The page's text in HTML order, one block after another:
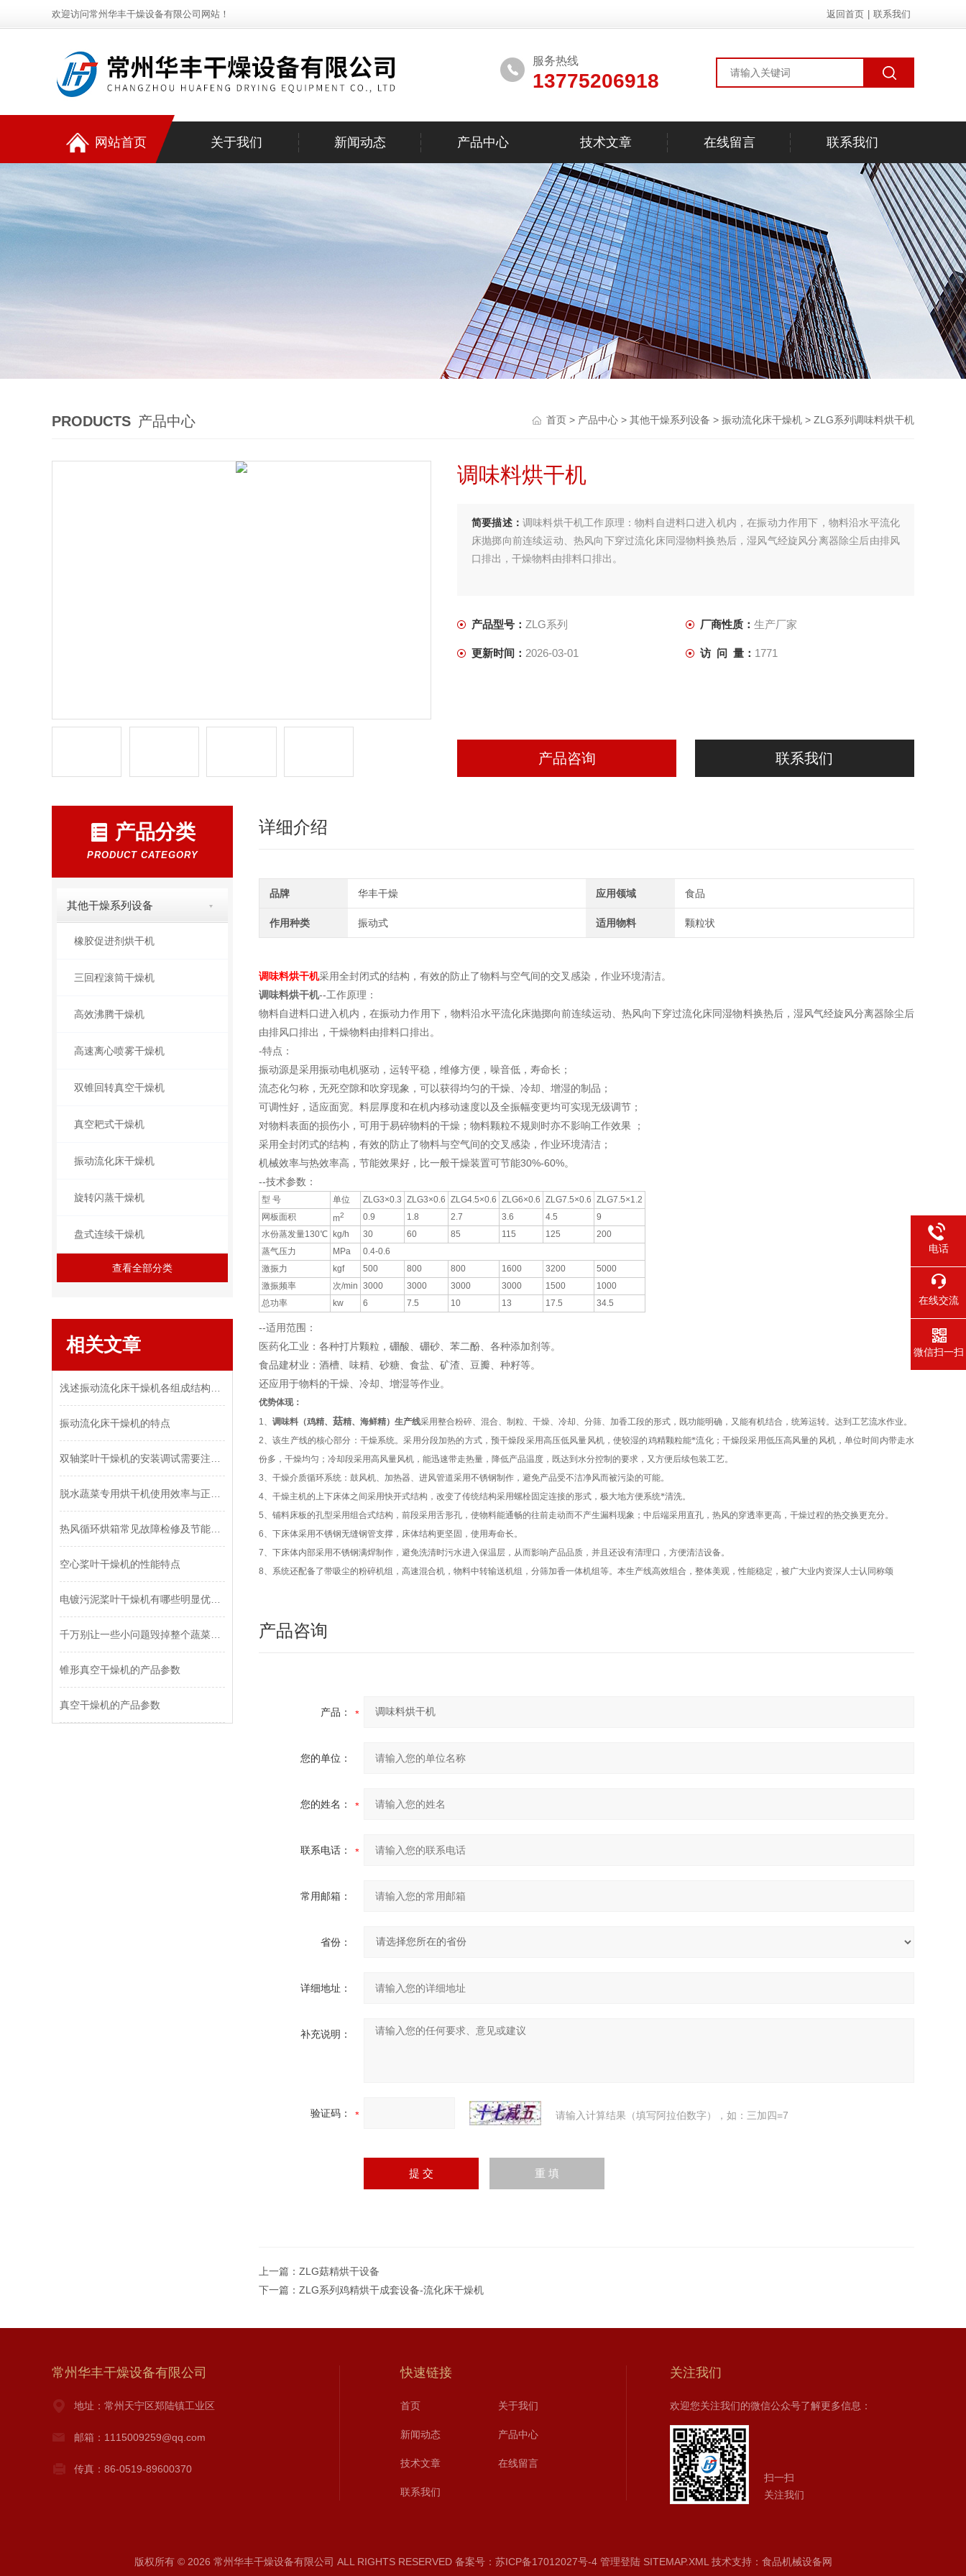
欢迎访问常州华丰干燥设备有限公司网站！ 返回首页 联系我们
服务热线
13775206918
网站首页 关于我们 新闻动态 产品中心 技术文章 在线留言 联系我们
PRODUCTS 产品中心 首页 > 产品中心 > 其他干燥系列设备 > 振动流化床干燥机 > ZLG系列调味料烘干机
调味料烘干机
简要描述： 调味料烘干机工作原理：物料自进料口进入机内，在振动力作用下，物料沿水平流化
床抛掷向前连续运动、热风向下穿过流化床同湿物料换热后，湿风气经旋风分离器除尘后由排风
口排出，干燥物料由排料口排出。
产品型号： ZLG系列 厂商性质： 生产厂家
更新时间： 2026-03-01 访 问 量： 1771
产品咨询 联系我们
产品分类
PRODUCT CATEGORY
其他干燥系列设备
橡胶促进剂烘干机
三回程滚筒干燥机
高效沸腾干燥机
高速离心喷雾干燥机
双锥回转真空干燥机
真空耙式干燥机
振动流化床干燥机
旋转闪蒸干燥机
盘式连续干燥机
查看全部分类
相关文章
振动流化床干燥机的特点
空心桨叶干燥机的性能特点
锥形真空干燥机的产品参数
真空干燥机的产品参数
详细介绍
品牌 华丰干燥 应用领域 食品
作用种类 振动式 适用物料 颗粒状
调味料烘干机采用全封闭式的结构，有效的防止了物料与空气间的交叉感染，作业环境清洁。
调味料烘干机--工作原理：
物料自进料口进入机内，在振动力作用下，物料沿水平流化床抛掷向前连续运动、热风向下穿过流化床同湿物料换热后，湿风气经旋风分离器除尘后
由排风口排出，干燥物料由排料口排出。
-特点：
振动源是采用振动电机驱动，运转平稳，维修方便，噪音低，寿命长；
流态化匀称，无死空隙和吹穿现象，可以获得均匀的干燥、冷却、增湿的制品；
可调性好，适应面宽。料层厚度和在机内移动速度以及全振幅变更均可实现无级调节；
对物料表面的损伤小，可用于易碎物料的干燥；物料颗粒不规则时亦不影响工作效果 ；
采用全封闭式的结构，有效的防止了物料与空气间的交叉感染，作业环境清洁；
机械效率与热效率高，节能效果好，比一般干燥装置可节能30%-60%。
--技术参数：
型 号 单位 ZLG3×0.3 ZLG3×0.6 ZLG4.5×0.6 ZLG6×0.6 ZLG7.5×0.6 ZLG7.5×1.2
网板面积
m2 0.9 1.8 2.7 3.6 4.5
9
水份蒸发量130℃
kg/h 30 60 85 115 125
200
蒸气压力
MPa
0.4-0.6
激振力
kgf 500 800 800 1600 3200
5000
激振频率
次/min 3000 3000 3000 3000 1500
1000
总功率
kw 6 7.5 10 13 17.5 34.5
--适用范围：
医药化工业：各种打片颗粒，硼酸、硼砂、苯二酚、各种添加剂等。
食品建材业：酒槽、味精、砂糖、食盐、矿渣、豆瓣、种籽等。
还应用于物料的干燥、冷却、增湿等作业。
优势体现：
1、 调味料（鸡精、 菇精、海鲜精）生产线采用整合粉碎、混合、制粒、干燥、冷却、分筛、加香工段的形式，既功能明确，又能有机结合，统筹运转。达到工艺流水作业。
2、该生产线的核心部分：干燥系统。采用分段加热的方式，预干燥段采用高压低风量风机，使较湿的鸡精颗粒能*流化；干燥段采用低压高风量的风机，单位时间内带走水
份多，干燥均匀；冷却段采用高风量风机，能迅速带走热量，降低产品温度，既达到水分控制的要求，又方便后续包装工艺。
3、干燥介质循环系统：鼓风机、加热器、进风管道采用不锈钢制作，避免产品受不洁净风而被污染的可能。
4、干燥主机的上下床体之间采用快开式结构，改变了传统结构采用螺栓固定连接的形式，极大地方便系统*清洗。
5、铺料床板的孔型采用组合式结构，前段采用舌形孔，使物料能通畅的往前走动而不产生漏料现象；中后端采用直孔，热风的穿透率更高，干燥过程的热交换更充分。
6、下床体采用不锈钢无缝钢管支撑，床体结构更坚固，使用寿命长。
7、下床体内部采用不锈钢满焊制作，避免洗清时污水进入保温层，从而影响产品品质，并且还设有清理口，方便清洁设备。
8、系统还配备了带吸尘的粉碎机组，高速混合机，物料中转输送机组，分筛加香一体机组等。本生产线高效组合，整体美观，性能稳定，被广大业内资深人士认同称颂
产品咨询
产品：
您的单位：
您的姓名：
联系电话：
常用邮箱：
省份：
详细地址：
补充说明：
验证码： 请输入计算结果（填写阿拉伯数字），如：三加四=7
上一篇： ZLG菇精烘干设备
下一篇： ZLG系列鸡精烘干成套设备-流化床干燥机
常州华丰干燥设备有限公司
地址：常州天宁区郑陆镇工业区
邮箱：1115009259@qq.com
传真：86-0519-89600370
快速链接
首页 关于我们
新闻动态 产品中心
技术文章 在线留言
联系我们
关注我们
欢迎您关注我们的微信公众号了解更多信息：
扫一扫
关注我们
版权所有 © 2026 常州华丰干燥设备有限公司 ALL RIGHTS RESERVED 备案号：苏ICP备17012027号-4 管理登陆 SITEMAP.XML 技术支持： 食品机械设备网
电话
在线交流
微信扫一扫